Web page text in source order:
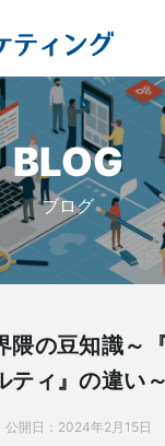
BLOG
ブログ
隈の豆知識～
ティ』の違い～
公開日： 2024年2月15日